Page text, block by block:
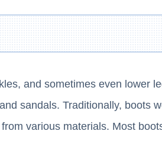
and sometimes even lower
sandals. Traditionally, boots
various materials. Most